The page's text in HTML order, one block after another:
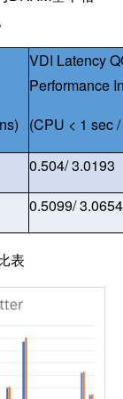
VDI Latency
Performance
(CPU < 1 sec
0.504/ 3.0193
0.5099/ 3.0654
表